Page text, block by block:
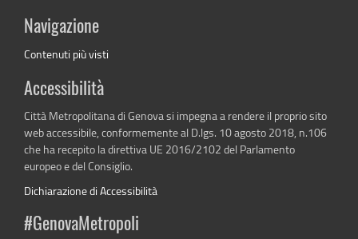
Navigazione
Contenuti più visti
Accessibilità
Città Metropolitana di Genova si impegna a rendere il proprio sito
web accessibile, conformemente al D.lgs. 10 agosto 2018, n.106
che ha recepito la direttiva UE 2016/2102 del Parlamento
europeo e del Consiglio.
Dichiarazione di Accessibilità
#GenovaMetropoli